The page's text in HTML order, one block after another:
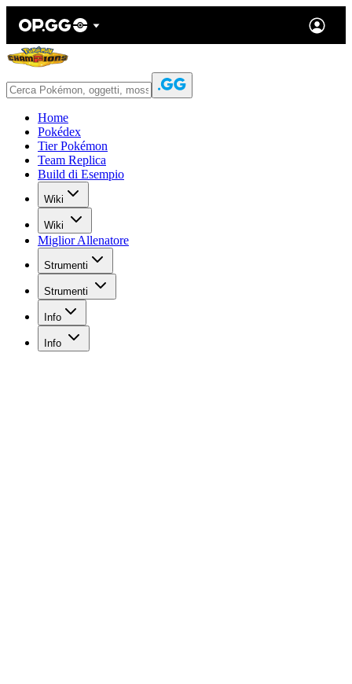
Home
Pokédex
Tier Pokémon
Team Replica
Build di Esempio
Wiki
Wiki
Miglior Allenatore
Strumenti
Strumenti
Info
Info